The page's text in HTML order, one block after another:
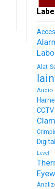
Alat
Audio
Level